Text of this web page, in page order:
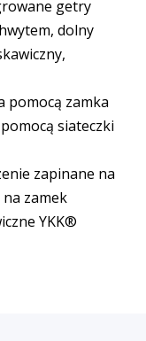
getry
dolny
pomocą zamka
siateczki
zapinane na
zamek
YKK®